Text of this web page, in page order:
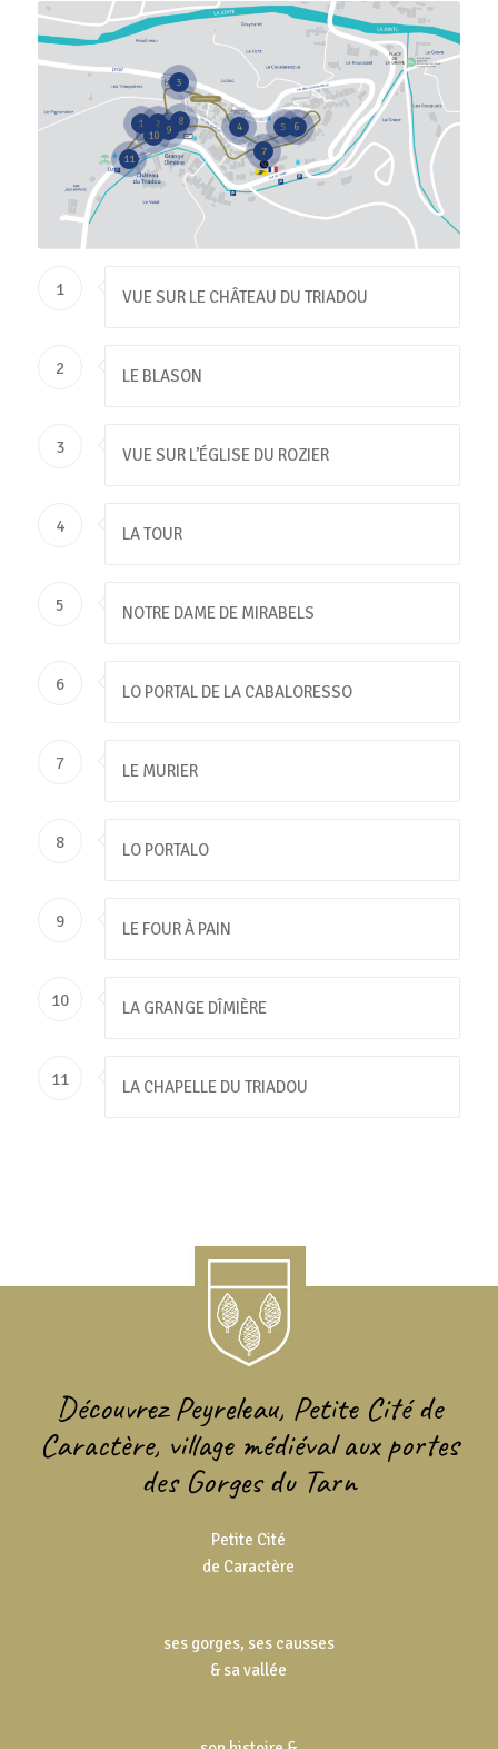
1 2
3
4 5
6
7
8
9
10
11
1 VUE SUR LE CHÂTEAU DU TRIADOU
2 LE BLASON
3 VUE SUR L’ÉGLISE DU ROZIER
4 LA TOUR
5 NOTRE DAME DE MIRABELS
6 LO PORTAL DE LA CABALORESSO
7 LE MURIER
8 LO PORTALO
9 LE FOUR À PAIN
10 LA GRANGE DÎMIÈRE
11 LA CHAPELLE DU TRIADOU
Découvrez Peyreleau, Petite Cité de
Caractère, village médiéval aux portes
des Gorges du Tarn
Petite Cité
de Caractère
ses gorges, ses causses
& sa vallée